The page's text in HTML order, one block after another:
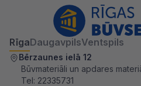
RīgaDaugavpilsVentspils
Bērzaunes ielā 12
Būvmateriāli un apdares
Tel: 22335731